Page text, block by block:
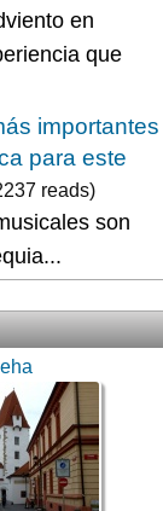
en
que
importantes
para este
reads)
son